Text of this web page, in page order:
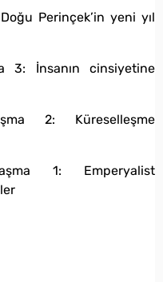
Perinçek’in yeni yıl
3: İnsanın cinsiyetine
2: Küreselleşme
1: Emperyalist